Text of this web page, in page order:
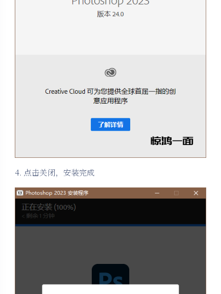
4. 点击关闭，安装完成